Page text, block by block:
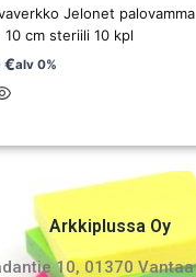
Jelonet palovamma
10 cm steriili 10 kpl
€alv 0%
Arkkiplussa Oy
10, 01370 Vantaa​